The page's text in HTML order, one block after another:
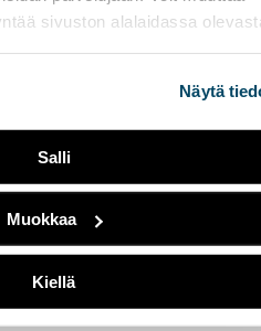
sivuston alalaidassa
Näytä
Salli
Muokkaa
Kiellä